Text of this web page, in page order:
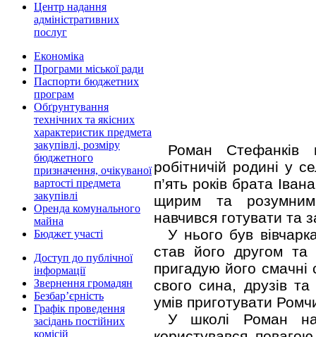
Центр надання
адміністративних
послуг
Економіка
Програми міської ради
Паспорти бюджетних
програм
Обґрунтування
технічних та якісних
характеристик предмета
закупівлі, розміру
бюджетного
призначення, очікуваної
вартості предмета
закупівлі
Оренда комунального
майна
Бюджет участі
Доступ до публічної
інформації
Звернення громадян
Безбар’єрність
Графік проведення
засідань постійних
комісій
Роман
робітничій родині у
п’ять років брата
щирим та
навчився готувати та
У нього був
став його другом
пригадую його смачні
свого сина, друзів
умів приготувати
У школі Роман